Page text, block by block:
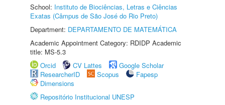
School: Instituto de Biociências, Letras e Ciências
Exatas (Câmpus de São José do Rio Preto)
Department: DEPARTAMENTO DE MATEMÁTICA
Academic Appointment Category: RDIDP Academic
title: MS-5.3
Orcid
CV Lattes
Google Scholar
ResearcherID
Scopus
Fapesp
Dimensions
Repositório Institucional UNESP